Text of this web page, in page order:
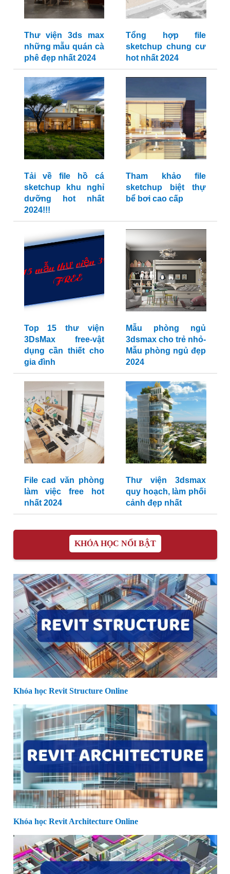
Thư viện 3ds max
những mẫu quán cà
phê đẹp nhất 2024
Tổng hợp file
sketchup chung cư
hot nhất 2024
Tải về file hồ cá
sketchup khu nghỉ
dưỡng hot nhất
2024!!!
Tham khảo file
sketchup biệt thự
bể bơi cao cấp
Top 15 thư viện
3DsMax free-vật
dụng cần thiết cho
gia đình
Mẫu phòng ngủ
3dsmax cho trẻ nhỏ-
Mẫu phòng ngủ đẹp
2024
File cad văn phòng
làm việc free hot
nhất 2024
Thư viện 3dsmax
quy hoạch, làm phối
cảnh đẹp nhất
KHÓA HỌC NỔI BẬT
Khóa học Revit Structure Online
Khóa học Revit Architecture Online